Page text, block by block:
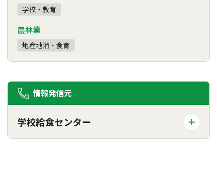
学校・教育
農林業
地産地消・食育
情報発信元
学校給食センター